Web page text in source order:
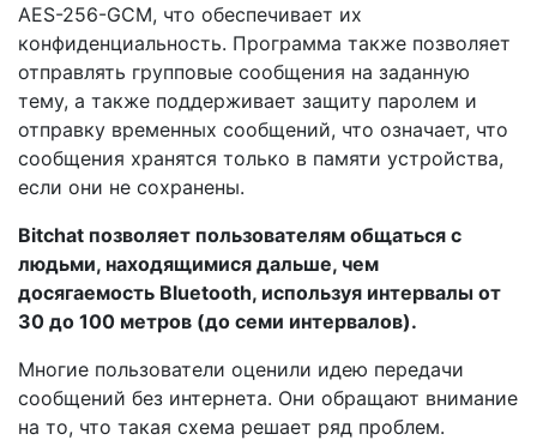
AES-256-GCM, что обеспечивает их
конфиденциальность. Программа также позволяет
отправлять групповые сообщения на заданную
тему, а также поддерживает защиту паролем и
отправку временных сообщений, что означает, что
сообщения хранятся только в памяти устройства,
если они не сохранены.
Bitchat позволяет пользователям общаться с
людьми, находящимися дальше, чем
досягаемость Bluetooth, используя интервалы от
30 до 100 метров (до семи интервалов).
Многие пользователи оценили идею передачи
сообщений без интернета. Они обращают внимание
на то, что такая схема решает ряд проблем.